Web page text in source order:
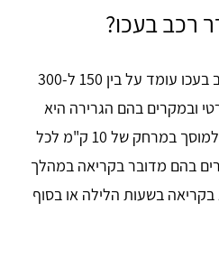
רכב בעכו?
המחיר בעבור הזמנת גרר רכב בעכו עומד על בין 150 ל-300
ובמקרים בהם הגרירה היא
מהנקודה שבה נתקעתם ועד למוסך במרחק של 10 ק"מ לכל
בהם מדובר בקריאה במהלך
בשעות הלילה או בסוף